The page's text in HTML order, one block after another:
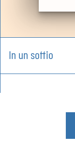
In un soffio